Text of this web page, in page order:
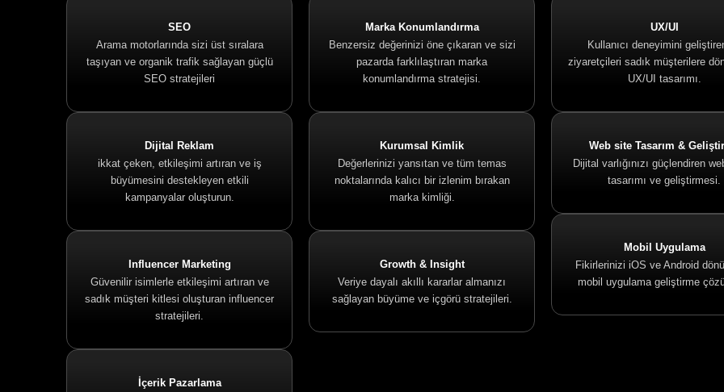
SEO
Arama motorlarında sizi üst sıralara
taşıyan ve organik trafik sağlayan güçlü
SEO stratejileri
Dijital Reklam
ikkat çeken, etkileşimi artıran ve iş
büyümesini destekleyen etkili
kampanyalar oluşturun.
Influencer Marketing
Güvenilir isimlerle etkileşimi artıran ve
sadık müşteri kitlesi oluşturan influencer
stratejileri.
İçerik Pazarlama
Marka Konumlandırma
Benzersiz değerinizi öne çıkaran ve sizi
pazarda farklılaştıran marka
konumlandırma stratejisi.
Kurumsal Kimlik
Değerlerinizi yansıtan ve tüm temas
noktalarında kalıcı bir izlenim bırakan
marka kimliği.
Growth & Insight
Veriye dayalı akıllı kararlar almanızı
sağlayan büyüme ve içgörü stratejileri.
UX/UI
Kullanıcı deneyimini
ziyaretçileri sadık müşterilere
UX/UI tasarımı.
Web site Tasarım &
Dijital varlığınızı güçlendiren
tasarımı ve geliştirmesi.
Mobil Uygulama
Fikirlerinizi iOS ve Android
mobil uygulama geliştirme